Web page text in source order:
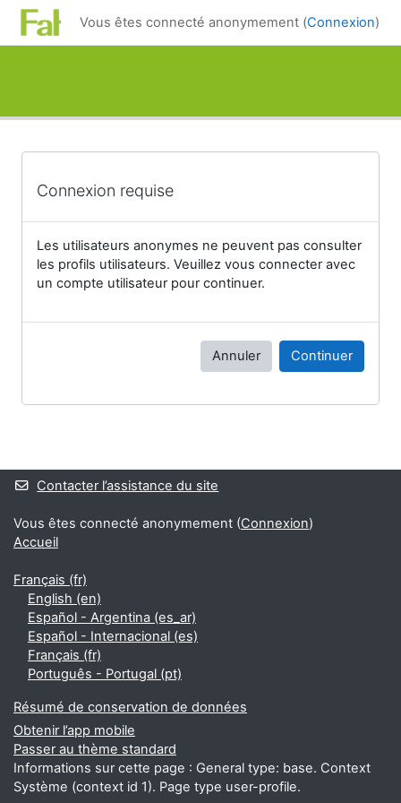
Passer au contenu principal
Vous êtes connecté anonymement (Connexion)
Connexion requise
Les utilisateurs anonymes ne peuvent pas consulter
les profils utilisateurs. Veuillez vous connecter avec
un compte utilisateur pour continuer.
Annuler Continuer
Blocs supplémentaires
Contacter l’assistance du site
Vous êtes connecté anonymement (Connexion)
Accueil
Français ‎(fr)‎
English ‎(en)‎
Español - Argentina ‎(es_ar)‎
Español - Internacional ‎(es)‎
Français ‎(fr)‎
Português - Portugal ‎(pt)‎
Résumé de conservation de données
Obtenir l’app mobile
Passer au thème standard
Informations sur cette page : General type: base. Context
Système (context id 1). Page type user-profile.